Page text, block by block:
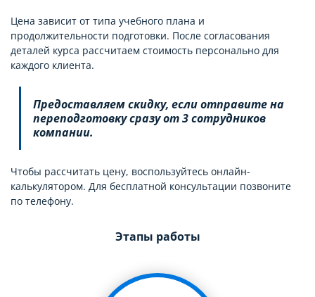
Цена зависит от типа учебного плана и
продолжительности подготовки. После согласования
деталей курса рассчитаем стоимость персонально для
каждого клиента.
Предоставляем скидку, если отправите на
переподготовку сразу от 3 сотрудников
компании.
Чтобы рассчитать цену, воспользуйтесь онлайн-
калькулятором. Для бесплатной консультации позвоните
по телефону.
Этапы работы